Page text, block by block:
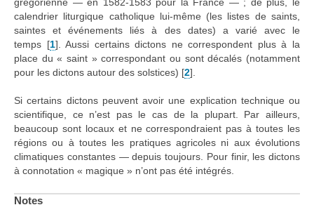
grégorienne — en 1582-1583 pour la France — ; de plus, le
calendrier liturgique catholique lui-même (les listes de saints,
saintes et événements liés à des dates) a varié avec le
temps [1] . Aussi certains dictons ne correspondent plus à la
place du « saint » correspondant ou sont décalés (notamment
pour les dictons autour des solstices) [2]
Si certains dictons peuvent avoir une explication technique ou
scientifique, ce n’est pas le cas de la plupart. Par ailleurs,
beaucoup sont locaux et ne correspondraient pas à toutes les
régions ou à toutes les pratiques agricoles ni aux évolutions
climatiques constantes — depuis toujours. Pour finir, les dictons
à connotation « magique » n’ont pas été intégrés.
Notes